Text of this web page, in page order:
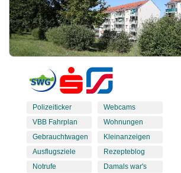
Polizeiticker
VBB Fahrplan
Gebrauchtwagen
Ausflugsziele
Notrufe
Webcams
Wohnungen
Kleinanzeigen
Rezepteblog
Damals war's